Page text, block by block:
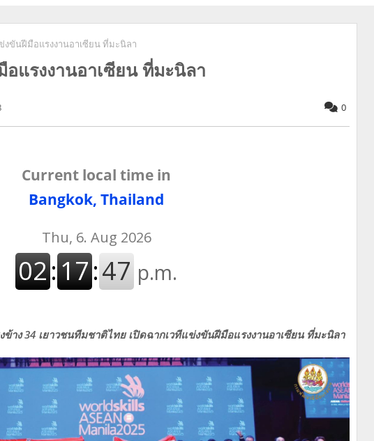
งขันฝีมือแรงงานอาเซียน ที่มะนิลา
แรงงานอาเซียน ที่มะนิลา
0
Current local time in
Bangkok, Thailand
าง 34 เยาวชนทีมชาติไทย เปิดฉากเวทีแข่งขันฝีมือแรงงานอาเซียน ที่มะนิลา